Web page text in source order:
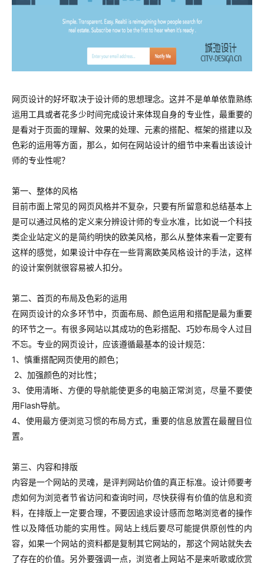
网页设计的好坏取决于设计师的思想理念。这并不是单单依靠熟练
运用工具或者花多少时间完成设计来体现自身的专业性，最重要的
是看对于页面的理解、效果的处理、元素的搭配、框架的搭建以及
色彩的运用等方面，那么，如何在网站设计的细节中来看出该设计
师的专业性呢？
第一、整体的风格
目前市面上常见的网页风格并不复杂，只要有所留意和总结基本上
是可以通过风格的定义来分辨设计师的专业水准，比如说一个科技
类企业站定义的是简约明快的欧美风格，那么从整体来看一定要有
这样的感觉，如果设计中存在一些背离欧美风格设计的手法，这样
的设计案例就很容易被人扣分。
第二、首页的布局及色彩的运用
在网页设计的众多环节中，页面布局、颜色运用和搭配是最为重要
的环节之一。有很多网站以其成功的色彩搭配、巧妙布局令人过目
不忘。专业的网页设计，应该遵循最基本的设计规范：
1、慎重搭配网页使用的颜色；
2、加强颜色的对比性；
3、使用清晰、方便的导航能使更多的电脑正常浏览，尽量不要使
用Flash导航。
4、使用最方便浏览习惯的布局方式，重要的信息放置在最醒目位
置。
第三、内容和排版
内容是一个网站的灵魂，是评判网站价值的真正标准。设计师要考
虑如何为浏览者节省访问和查询时间，尽快获得有价值的信息和资
料，在排版上一定要合理，不要因追求设计感而忽略浏览者的操作
性以及降低功能的实用性。网站上线后要尽可能提供原创性的内
容，如果一个网站的资料都是复制其它网站的，那这个网站就失去
了存在的价值。另外要强调一点，浏览者上网站不是来听歌或欣赏